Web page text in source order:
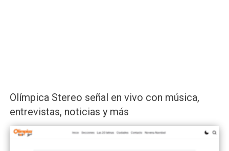
Olímpica Stereo señal en vivo con música,
entrevistas, noticias y más